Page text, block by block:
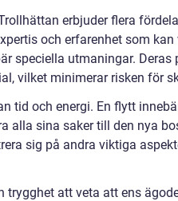
erbjuder flera
och erfarenhet som
speciella utmaningar.
vilket minimerar risken för
tid och energi. En flytt
alla sina saker till den nya
sig på andra viktiga
trygghet att veta att ens